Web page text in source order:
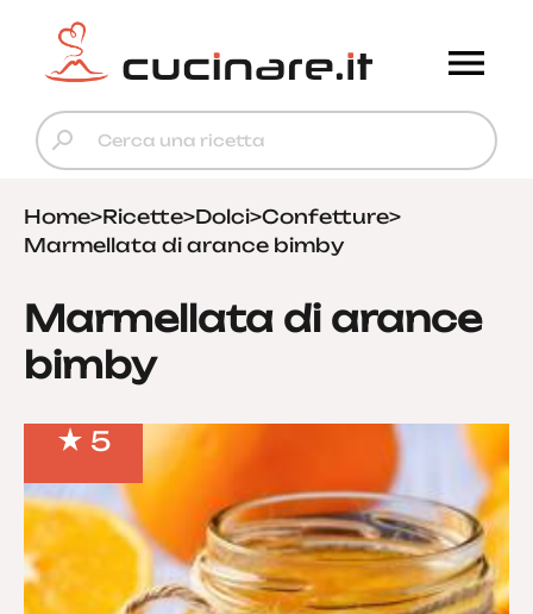
Home>Ricette>Dolci>Confetture>
Marmellata di arance bimby
Marmellata di arance
bimby
5